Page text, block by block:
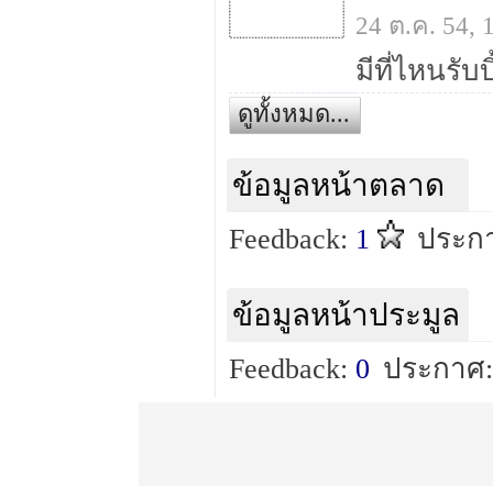
24 ต.ค. 54,
ดูทั้งหมด...
ข้อมูลหน้าตลาด
Feedback: 1 ประก
ข้อมูลหน้าประมูล
Feedback: 0 ประกาศ